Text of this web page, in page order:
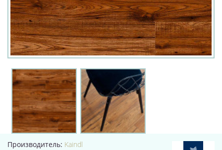
Производитель: Kaindl